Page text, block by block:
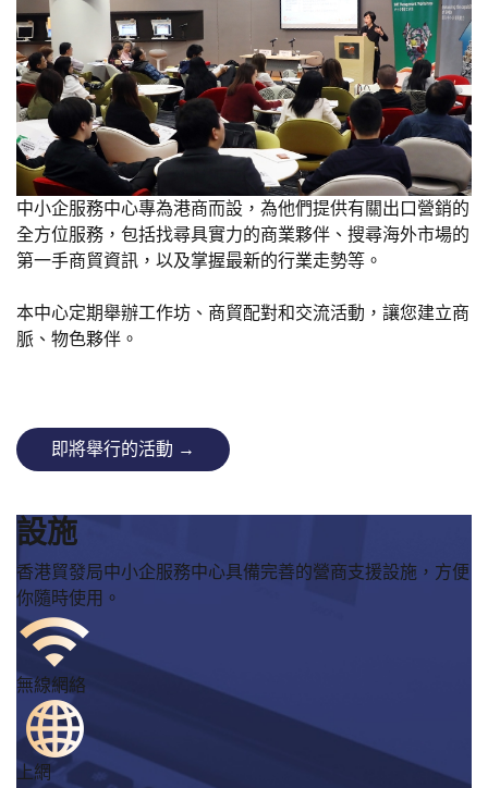
中小企服務中心專為港商而設，為他們提供有關出口營銷的
全方位服務，包括找尋具實力的商業夥伴、搜尋海外市場的
第一手商貿資訊，以及掌握最新的行業走勢等。
本中心定期舉辦工作坊、商貿配對和交流活動，讓您建立商
脈、物色夥伴。
即將舉行的活動 →
設施
香港貿發局中小企服務中心具備完善的營商支援設施，方便
你隨時使用。
無線網絡
上網